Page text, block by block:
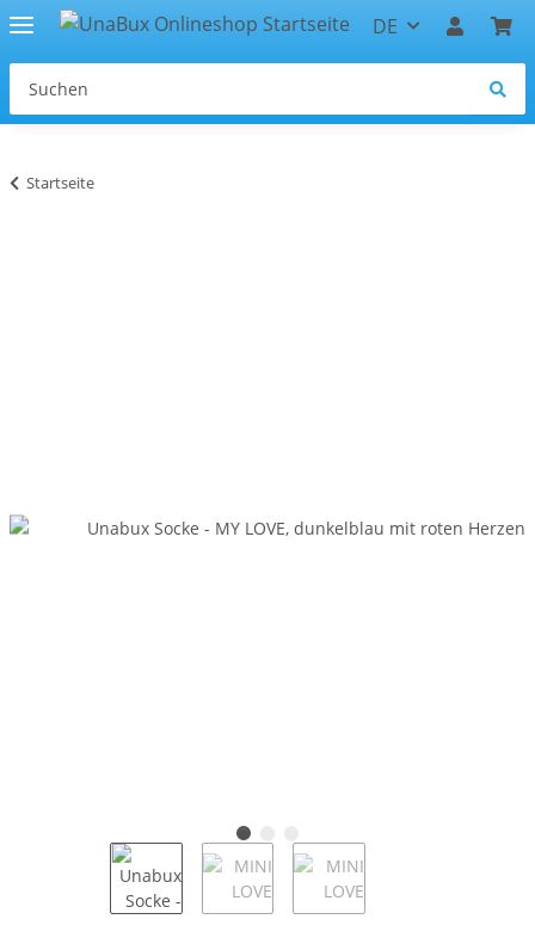
DE
Startseite